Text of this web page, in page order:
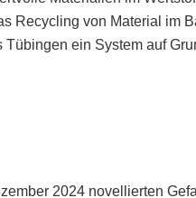
Recycling von Material im
ein System auf
2024 novellierten